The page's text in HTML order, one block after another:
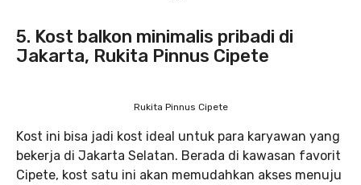
5. Kost balkon minimalis pribadi di
Jakarta, Rukita Pinnus Cipete
Rukita Pinnus Cipete
Kost ini bisa jadi kost ideal untuk para karyawan yang
bekerja di Jakarta Selatan. Berada di kawasan favorit
Cipete, kost satu ini akan memudahkan akses menuju